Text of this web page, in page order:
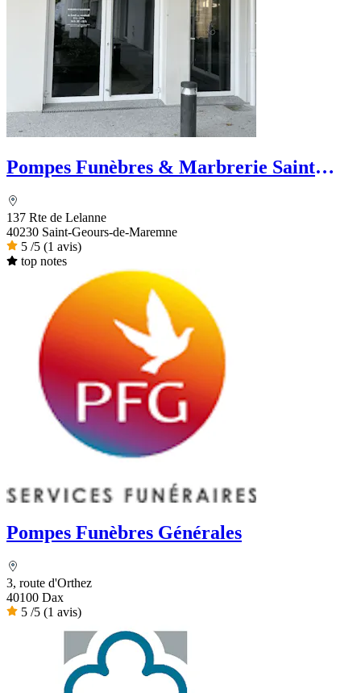
Pompes Funèbres & Marbrerie Saint
137 Rte de Lelanne
40230 Saint-Geours-de-Maremne
5 /5 (1 avis)
top notes
Pompes Funèbres Générales
3, route d'Orthez
40100 Dax
5 /5 (1 avis)